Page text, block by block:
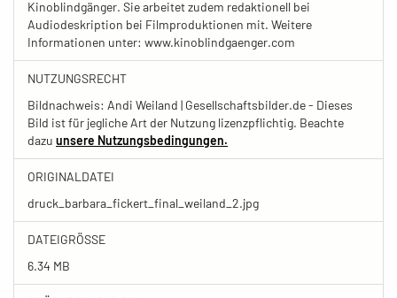
Kinoblindgänger. Sie arbeitet zudem redaktionell bei
Audiodeskription bei Filmproduktionen mit. Weitere
Informationen unter: www.kinoblindgaenger.com
NUTZUNGSRECHT
Bildnachweis: Andi Weiland | Gesellschaftsbilder.de - Dieses
Bild ist für jegliche Art der Nutzung lizenzpflichtig. Beachte
dazu unsere Nutzungsbedingungen.
ORIGINALDATEI
druck_barbara_fickert_final_weiland_2.jpg
DATEIGRÖSSE
6.34 MB